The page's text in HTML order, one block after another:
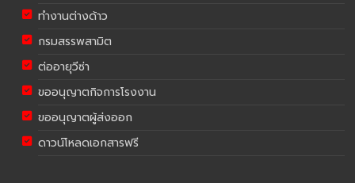
ทำงานต่างด้าว
กรมสรรพสามิต
ต่ออายุวีซ่า
ขออนุญาตกิจการโรงงาน
ขออนุญาตผู้ส่งออก
ดาวน์โหลดเอกสารฟรี